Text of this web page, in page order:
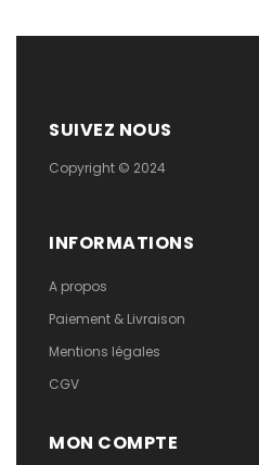
SUIVEZ NOUS
Copyright © 2024
INFORMATIONS
A propos
Paiement & Livraison
Mentions légales
CGV
MON COMPTE